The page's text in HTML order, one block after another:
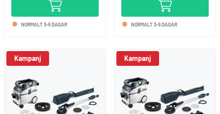
NORMALT 3-5 DAGAR NORMALT 3-5 DAGAR
Kampanj Kampanj